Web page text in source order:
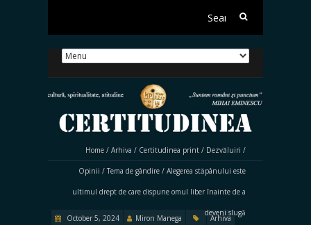
Search
Home / Arhiva / Certitudinea print / Dezvăluiri /
Opinii / Tema de gândire / Alegerea stăpânului este
ultimul drept de care dispune omul liber înainte de a
deveni slugă
October 5, 2024 Miron Manega
Arhiva